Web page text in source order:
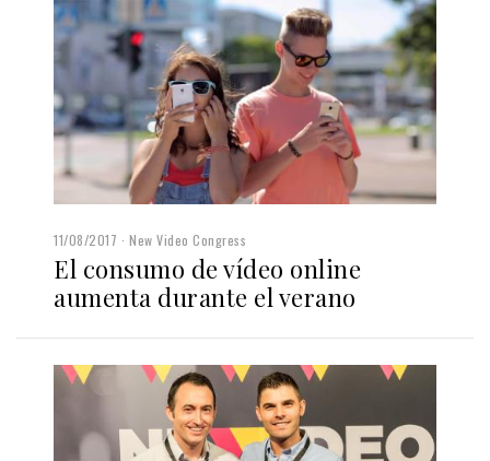
11/08/2017 New Video Congress
El consumo de vídeo online
aumenta durante el verano